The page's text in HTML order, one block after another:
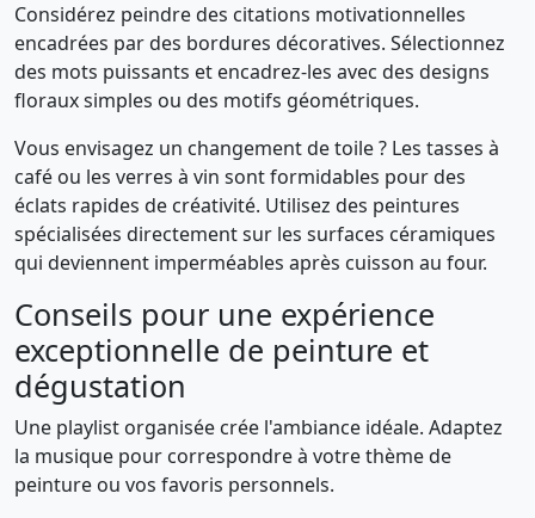
Considérez peindre des citations motivationnelles
encadrées par des bordures décoratives. Sélectionnez
des mots puissants et encadrez-les avec des designs
floraux simples ou des motifs géométriques.
Vous envisagez un changement de toile ? Les tasses à
café ou les verres à vin sont formidables pour des
éclats rapides de créativité. Utilisez des peintures
spécialisées directement sur les surfaces céramiques
qui deviennent imperméables après cuisson au four.
Conseils pour une expérience
exceptionnelle de peinture et
dégustation
Une playlist organisée crée l'ambiance idéale. Adaptez
la musique pour correspondre à votre thème de
peinture ou vos favoris personnels.